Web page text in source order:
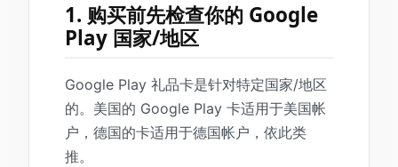
1. 购买前先检查你的 Google
Play 国家/地区
Google Play 礼品卡是针对特定国家/地区
的。美国的 Google Play 卡适用于美国帐
户，德国的卡适用于德国帐户，依此类
推。